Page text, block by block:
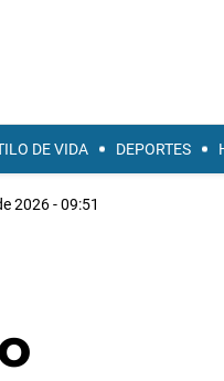
DE VIDA DEPORTES
2026 - 09:51